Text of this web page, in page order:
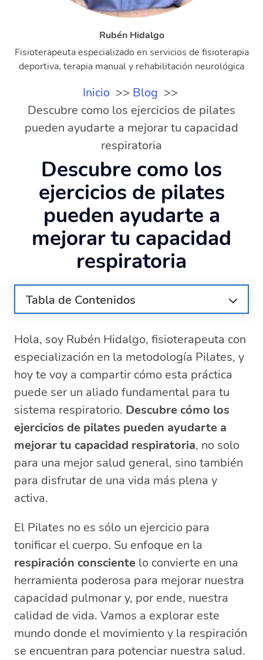
Rubén Hidalgo
Fisioterapeuta especializado en servicios de fisioterapia
deportiva, terapia manual y rehabilitación neurológica
Inicio
Blog
Descubre como los ejercicios de pilates
pueden ayudarte a mejorar tu capacidad
respiratoria
Descubre como los
ejercicios de pilates
pueden ayudarte a
mejorar tu capacidad
respiratoria
Tabla de Contenidos
Pilates?
Beneficios de la respiración consciente en
Pilates
Ejercicios de Pilates para mejorar la
capacidad pulmonar
Técnicas de respiración en Pilates: labios
fruncidos y abdominal
Consejos para realizar ejercicios de
Pilates de forma segura
Cómo Pilates fortalece los músculos
respiratorios
Preguntas relacionadas sobre cómo
mejorar la respiración con Pilates
¿Por qué es importante la respiración
en pilates?
¿Como el ejercicio mejora la
respiración?
¿Qué ejercicios ayudan a mejorar el
sistema respiratorio?
¿Qué ejercicios son necesarios para
mejorar la capacidad respiratoria?
Hola, soy Rubén Hidalgo, fisioterapeuta con
especialización en la metodología Pilates, y
hoy te voy a compartir cómo esta práctica
puede ser un aliado fundamental para tu
sistema respiratorio. Descubre cómo los
ejercicios de pilates pueden ayudarte a
mejorar tu capacidad respiratoria, no solo
para una mejor salud general, sino también
para disfrutar de una vida más plena y
activa.
El Pilates no es sólo un ejercicio para
tonificar el cuerpo. Su enfoque en la
respiración consciente lo convierte en una
herramienta poderosa para mejorar nuestra
capacidad pulmonar y, por ende, nuestra
calidad de vida. Vamos a explorar este
mundo donde el movimiento y la respiración
se encuentran para potenciar nuestra salud.